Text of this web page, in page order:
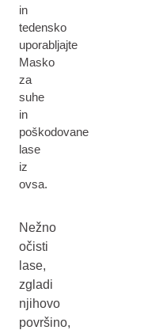
in
tedensko
uporabljajte
Masko
za
suhe
in
poškodovane
lase
iz
ovsa.
Nežno
očisti
lase,
zgladi
njihovo
površino,